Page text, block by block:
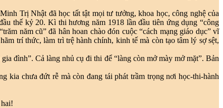
Trị Nhật đã học tất tật mọi tư tưởng, khoa học, công nghệ của
thế kỷ 20. Kì thi hương năm 1918 lần đầu tiên ứng dụng “công
năm cũ” đã hân hoan chào đón cuộc “cách mạng giáo dục” vĩ
trí thức, làm trì trệ hành chính, kinh tế mà còn tạo tâm lý sợ sệt,
đình”. Cả làng nhủ cụ đi thi để “làng còn mở mày mở mặt”. Bản
kia chưa đứt rễ mà còn đang tái phát trầm trọng nơi học-thi-hành